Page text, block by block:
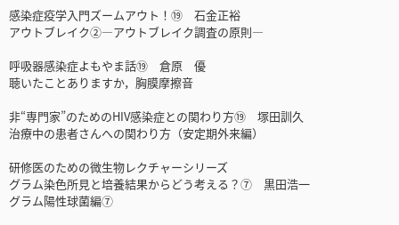
感染症疫学入門ズームアウト！⑲ 石金正裕
アウトブレイク②―アウトブレイク調査の原則―
呼吸器感染症よもやま話⑲ 倉原 優
聴いたことありますか，胸膜摩擦音
非“専門家”のためのHIV感染症との関わり方⑲ 塚田訓久
治療中の患者さんへの関わり方（安定期外来編）
研修医のための微生物レクチャーシリーズ
グラム染色所見と培養結果からどう考える？⑦ 黒田浩一
グラム陽性球菌編⑦